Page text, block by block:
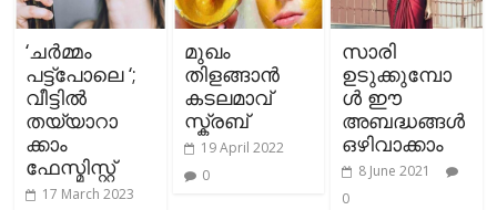
‘ചര്‍മ്മം
പട്ട്പോലെ ‘;
വീട്ടില്‍
തയ്യാറാ
ക്കാം
ഫേസ്മിസ്റ്റ്
17 March 2023
മുഖം
തിളങ്ങാന്‍
കടലമാവ്
സ്ക്രബ്
19 April 2022
0
സാരി
ഉടുക്കുമ്പോ
ള്‍ ഈ
അബദ്ധങ്ങള്‍
ഒഴിവാക്കാം
8 June 2021
0